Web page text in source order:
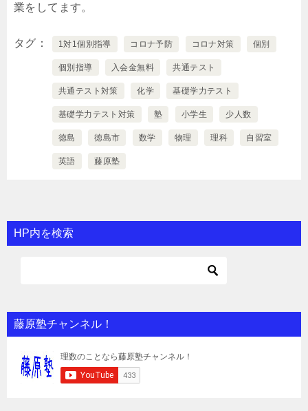
業をしてます。
タグ 1対1個別指導 コロナ予防 コロナ対策 個別
個別指導 入会金無料 共通テスト
共通テスト対策 化学 基礎学力テスト
基礎学力テスト対策 塾 小学生 少人数
徳島 徳島市 数学 物理 理科 自習室
英語 藤原塾
HP内を検索
藤原塾チャンネル！